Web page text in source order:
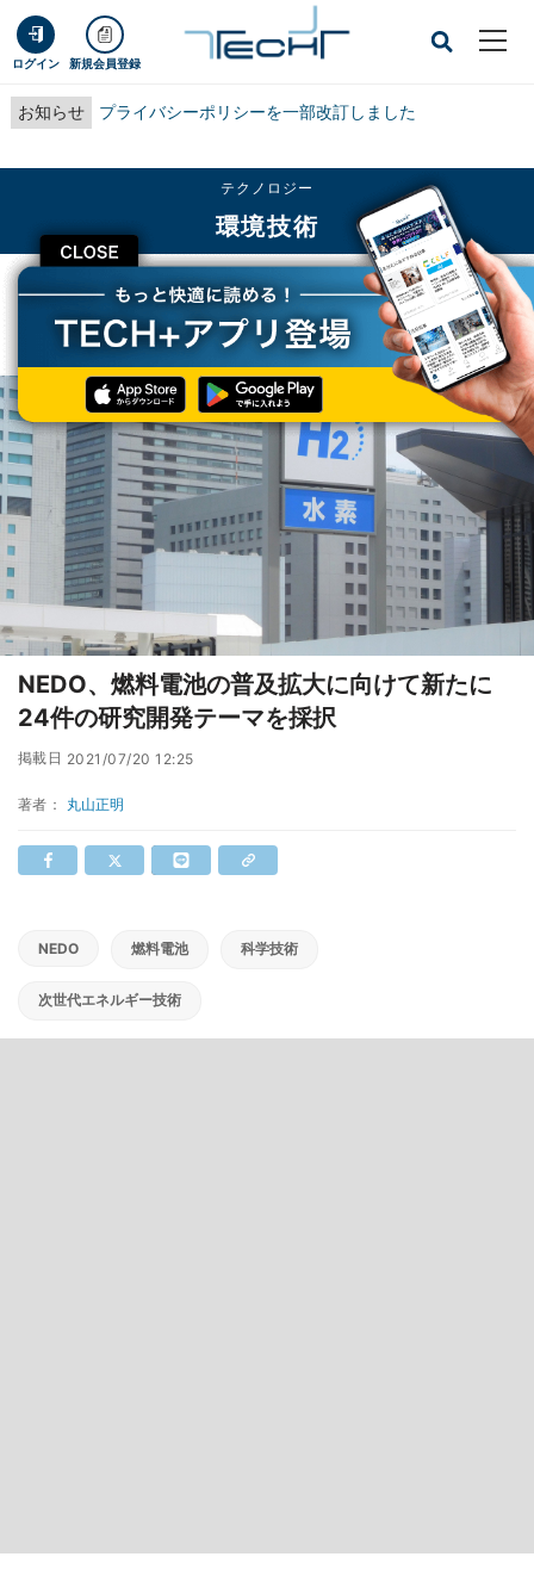
ログイン 新規会員登録
お知らせ プライバシーポリシーを一部改訂しました
CLOSE
テクノロジー
環境技術
TECH+ テクノロジー
環境技術
NEDO、燃料電池の普及拡大に向けて新たに24件の研究開発テーマを採択
NEDO、燃料電池の普及拡大に向けて新たに
24件の研究開発テーマを採択
掲載日 2021/07/20 12:25
著者： 丸山正明
NEDO 燃料電池 科学技術
次世代エネルギー技術